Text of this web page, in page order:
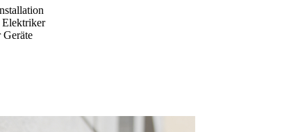
Elektriker
Geräte